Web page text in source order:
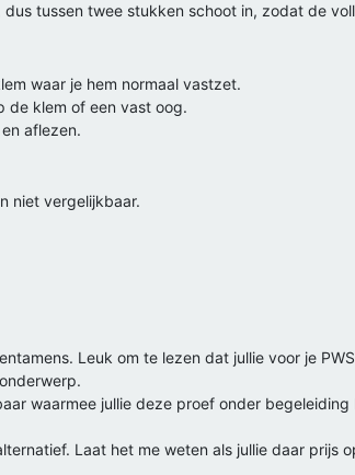
tussen twee stukken schoot in, zodat de
waar je hem normaal vastzet.
de klem of een vast oog.
aflezen.
niet vergelijkbaar.
(~40-50 kg) snel vol, en houd je
Leuk om te lezen dat jullie voor je
waarmee jullie deze proef onder
Laat het me weten als jullie daar prijs